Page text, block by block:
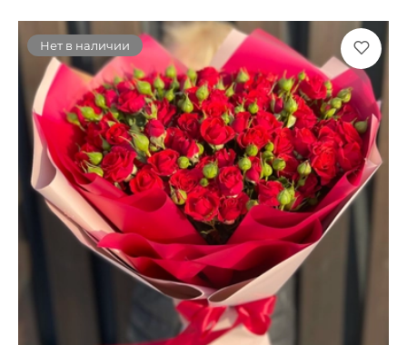
Нет в наличии